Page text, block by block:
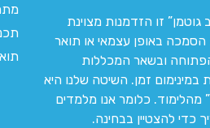
זו הזדמנות מצוינת
הסמכה באופן עצמאי או תואר
ובשאר המכללות
במינימום זמן. השיטה שלנו היא
מהלימוד. כלומר אנו מלמדים
כדי להצטיין בבחינה.